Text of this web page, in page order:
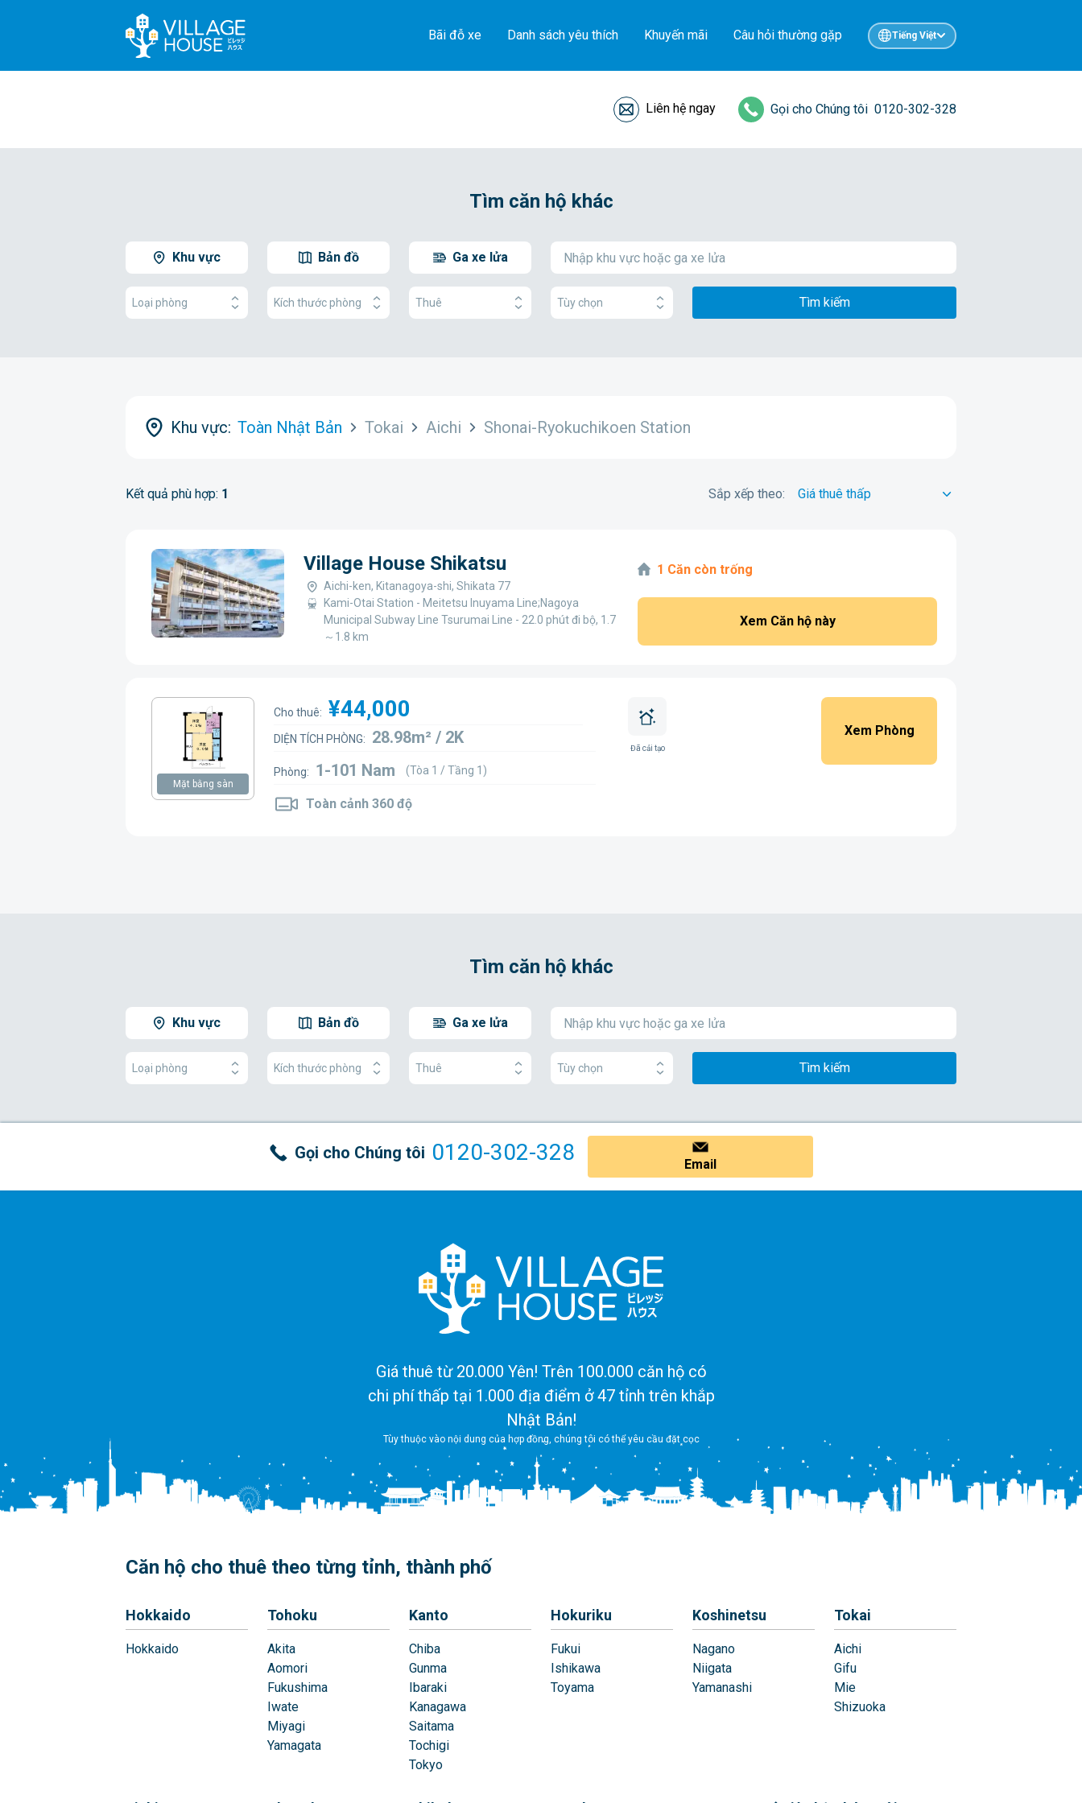
Bãi đỗ xe Danh sách yêu thích Khuyến mãi Câu hỏi thường gặp Tiếng Việt
Liên hệ ngay Gọi cho Chúng tôi 0120-302-328
Tìm căn hộ khác
Khu vực Bản đồ Ga xe lửa
Loại phòng Kích thước phòng Thuê Tùy chọn Tìm kiếm
Khu vực: Toàn Nhật Bản Tokai Aichi Shonai-Ryokuchikoen Station
Kết quả phù hợp: 1 Sắp xếp theo:
Village House Shikatsu
Aichi-ken, Kitanagoya-shi, Shikata 77
Kami-Otai Station - Meitetsu Inuyama Line;Nagoya
Municipal Subway Line Tsurumai Line - 22.0 phút đi bộ, 1.7
～1.8 km
1 Căn còn trống
Xem Căn hộ này
Mặt bằng sàn
Cho thuê: ¥44,000
DIỆN TÍCH PHÒNG: 28.98m² / 2K
Phòng: 1-101 Nam (Tòa 1 / Tầng 1)
Toàn cảnh 360 độ
Đã cải tạo
Xem Phòng
Tìm căn hộ khác
Khu vực Bản đồ Ga xe lửa
Loại phòng Kích thước phòng Thuê Tùy chọn Tìm kiếm
Gọi cho Chúng tôi 0120-302-328 Email
Giá thuê từ 20.000 Yên! Trên 100.000 căn hộ có
chi phí thấp tại 1.000 địa điểm ở 47 tỉnh trên khắp
Nhật Bản!
Tùy thuộc vào nội dung của hợp đồng, chúng tôi có thể yêu cầu đặt cọc
Căn hộ cho thuê theo từng tỉnh, thành phố
Hokkaido
Hokkaido
Tohoku
Akita
Aomori
Fukushima
Iwate
Miyagi
Yamagata
Kanto
Chiba
Gunma
Ibaraki
Kanagawa
Saitama
Tochigi
Tokyo
Hokuriku
Fukui
Ishikawa
Toyama
Koshinetsu
Nagano
Niigata
Yamanashi
Tokai
Aichi
Gifu
Mie
Shizuoka